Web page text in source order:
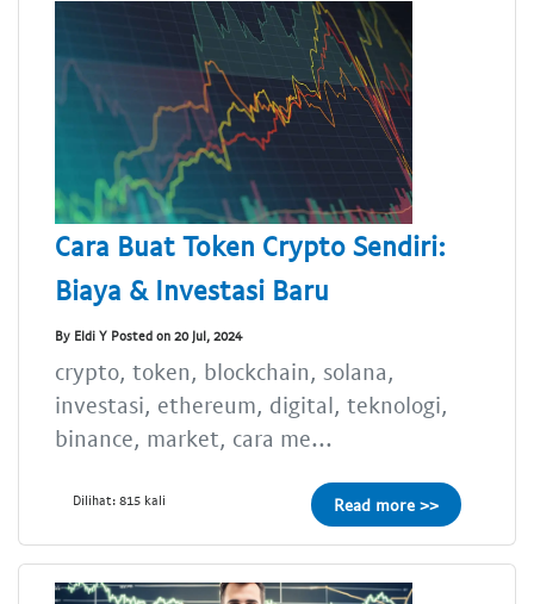
Cara Buat Token Crypto Sendiri:
Biaya & Investasi Baru
By Eldi Y Posted on 20 Jul, 2024
crypto, token, blockchain, solana,
investasi, ethereum, digital, teknologi,
binance, market, cara me...
Dilihat: 815 kali Read more >>